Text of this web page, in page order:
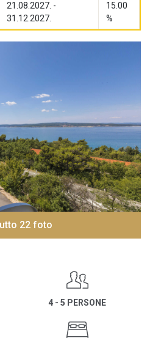
21.08.2027. -
31.12.2027.
15.00
%
22 foto
4 - 5 PERSONE